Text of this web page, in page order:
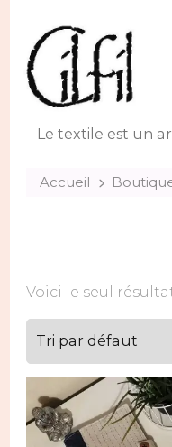
Le textile est un
Accueil
Voici le seul